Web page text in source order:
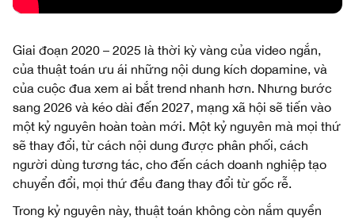
Giai đoạn 2020 – 2025 là thời kỳ vàng của video ngắn,
của thuật toán ưu ái những nội dung kích dopamine, và
của cuộc đua xem ai bắt trend nhanh hơn. Nhưng bước
sang 2026 và kéo dài đến 2027, mạng xã hội sẽ tiến vào
một kỷ nguyên hoàn toàn mới. Một kỷ nguyên mà mọi thứ
sẽ thay đổi, từ cách nội dung được phân phối, cách
người dùng tương tác, cho đến cách doanh nghiệp tạo
chuyển đổi, mọi thứ đều đang thay đổi từ gốc rễ.
Trong kỷ nguyên này, thuật toán không còn nắm quyền